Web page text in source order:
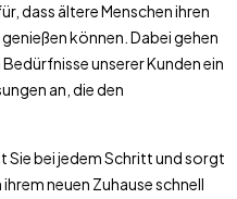
dass ältere Menschen ihren
genießen können. Dabei gehen
unserer Kunden ein
an, die den
Sie bei jedem Schritt und sorgt
neuen Zuhause schnell